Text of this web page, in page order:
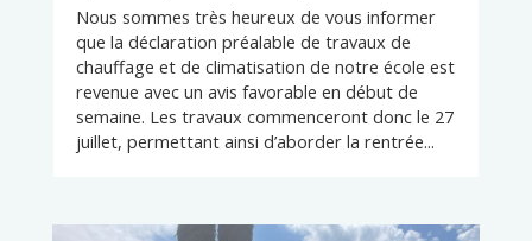
Nous sommes très heureux de vous informer
que la déclaration préalable de travaux de
chauffage et de climatisation de notre école est
revenue avec un avis favorable en début de
semaine. Les travaux commenceront donc le 27
juillet, permettant ainsi d’aborder la rentrée...